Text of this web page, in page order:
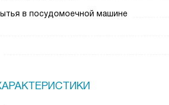
в посудомоечной машине